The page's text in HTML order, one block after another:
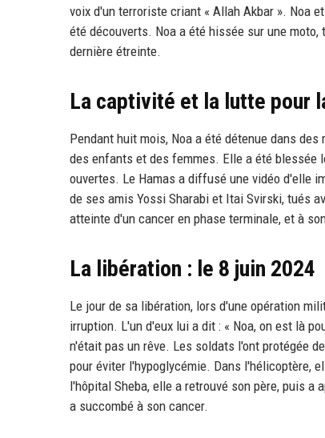
voix d'un terroriste criant « Allah Akbar ». Noa
été découverts. Noa a été hissée sur une
dernière étreinte.
La captivité et la lutte pour
Pendant huit mois, Noa a été détenue dans
des enfants et des femmes. Elle a été blessée
ouvertes. Le Hamas a diffusé une vidéo d'elle
de ses amis Yossi Sharabi et Itai Svirski, tués
atteinte d'un cancer en phase terminale, et à
La libération : le 8 juin 2024
Le jour de sa libération, lors d'une opération
irruption. L'un d'eux lui a dit : « Noa, on est là
n'était pas un rêve. Les soldats l'ont protégée
pour éviter l'hypoglycémie. Dans l'hélicoptère,
l'hôpital Sheba, elle a retrouvé son père, puis
a succombé à son cancer.